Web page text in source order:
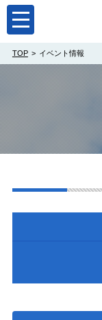
toggle
navigation
TOP イベント情報